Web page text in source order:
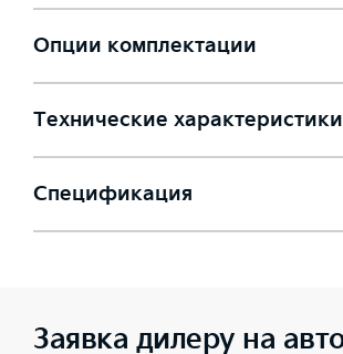
Опции комплектации
Технические характеристики
Спецификация
Заявка дилеру на